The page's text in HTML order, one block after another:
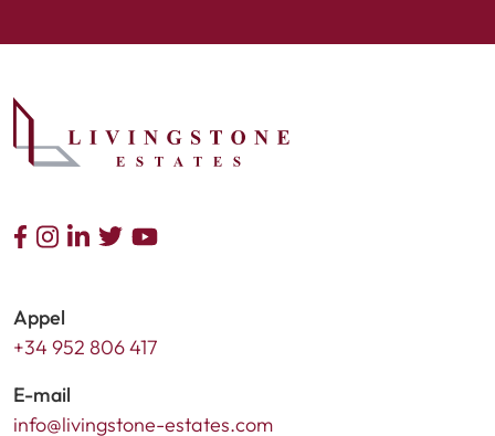
Appel
+34 952 806 417
E-mail
info@livingstone-estates.com